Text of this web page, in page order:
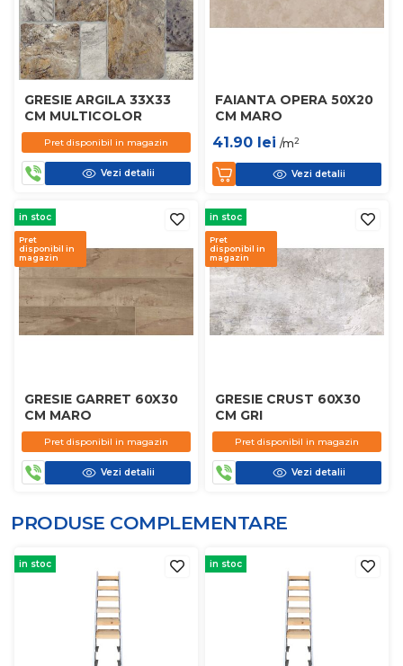
GRESIE ARGILA 33X33
CM MULTICOLOR
Pret disponibil in magazin
Vezi detalii
FAIANTA OPERA 50X20
CM MARO
41.90 lei /m2
Vezi detalii
in stoc
Pret
disponibil in
magazin
GRESIE GARRET 60X30
CM MARO
Pret disponibil in magazin
Vezi detalii
in stoc
Pret
disponibil in
magazin
GRESIE CRUST 60X30
CM GRI
Pret disponibil in magazin
Vezi detalii
PRODUSE COMPLEMENTARE
in stoc in stoc